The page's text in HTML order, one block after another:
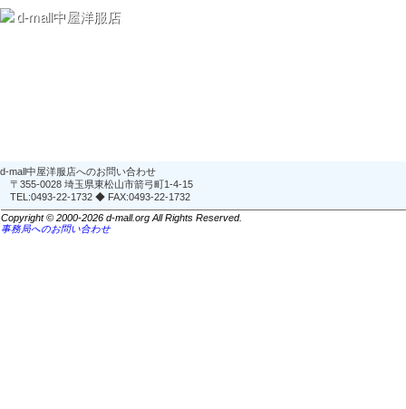
d-mall中屋洋服店
d-mall中屋洋服店へのお問い合わせ
〒355-0028 埼玉県東松山市箭弓町1-4-15
TEL:0493-22-1732 ◆ FAX:0493-22-1732
Copyright © 2000-2026 d-mall.org All Rights Reserved.
事務局へのお問い合わせ